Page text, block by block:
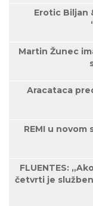
Erotic Biljan
Martin Žunec
Aracataca
REMI u
FLUENTES:
četvrti je